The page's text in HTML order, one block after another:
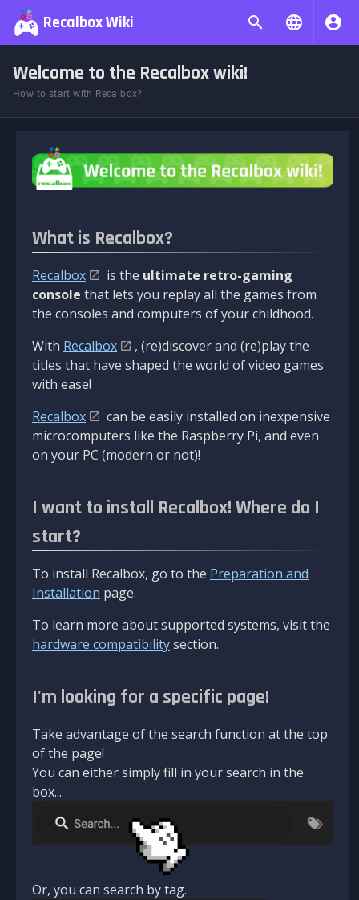
Recalbox Wiki
Welcome to the Recalbox wiki!
How to start with Recalbox?
What is Recalbox?
Recalbox is the ultimate retro-gaming
console that lets you replay all the games from
the consoles and computers of your childhood.
With Recalbox
, (re)discover and (re)play the
titles that have shaped the world of video games
with ease!
Recalbox
can be easily installed on inexpensive
microcomputers like the Raspberry Pi, and even
on your PC (modern or not)!
I want to install Recalbox! Where do I
start?
To install Recalbox, go to the Preparation and
Installation page.
To learn more about supported systems, visit the
hardware compatibilitysection.
I'm looking for a specific page!
Take advantage of the search function at the top
of the page!
You can either simply fill in your search in the
box...
Or, you can search by tag.